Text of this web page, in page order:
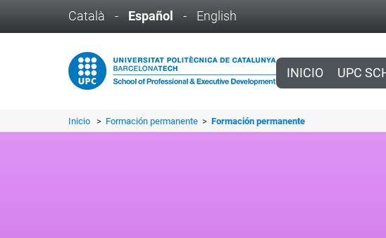
Català - Español - English
INICIO UPC
Inicio > Formación permanente > Formación permanente